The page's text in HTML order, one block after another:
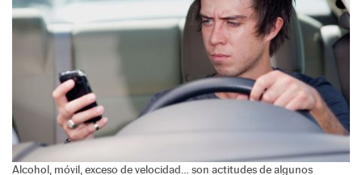
Alcohol, móvil, exceso de velocidad… son actitudes de algunos